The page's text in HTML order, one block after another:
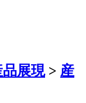
展現> 産